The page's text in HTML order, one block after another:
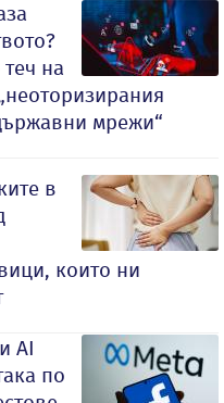
на
мрежи“
в
които ни
AI
по